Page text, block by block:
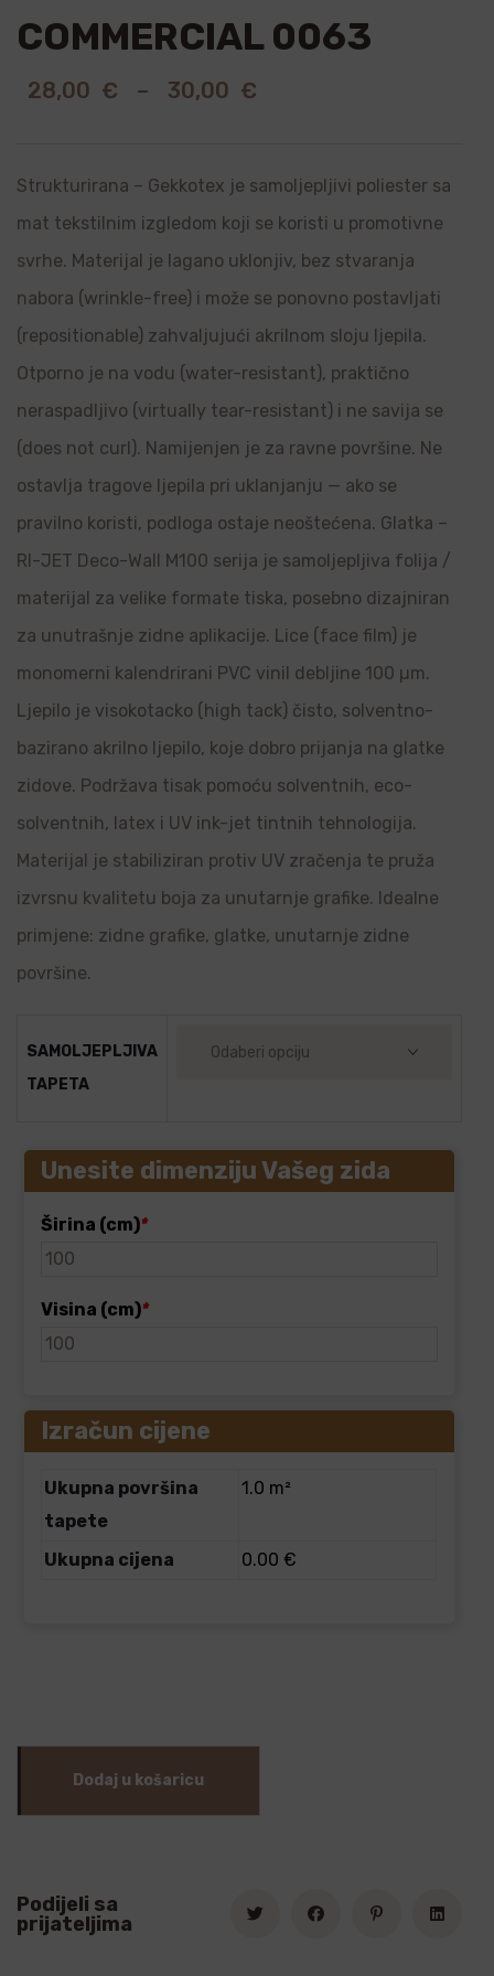
COMMERCIAL 0063
28,00 € – 30,00 €
Strukturirana – Gekkotex je samoljepljivi poliester sa
mat tekstilnim izgledom koji se koristi u promotivne
svrhe. Materijal je lagano uklonjiv, bez stvaranja
nabora (wrinkle-free) i može se ponovno postavljati
(repositionable) zahvaljujući akrilnom sloju ljepila.
Otporno je na vodu (water-resistant), praktično
neraspadljivo (virtually tear-resistant) i ne savija se
(does not curl). Namijenjen je za ravne površine. Ne
ostavlja tragove ljepila pri uklanjanju — ako se
pravilno koristi, podloga ostaje neoštećena. Glatka –
RI-JET Deco-Wall M100 serija je samoljepljiva folija /
materijal za velike formate tiska, posebno dizajniran
za unutrašnje zidne aplikacije. Lice (face film) je
monomerni kalendrirani PVC vinil debljine 100 µm.
Ljepilo je visokotacko (high tack) čisto, solventno-
bazirano akrilno ljepilo, koje dobro prijanja na glatke
zidove. Podržava tisak pomoću solventnih, eco-
solventnih, latex i UV ink-jet tintnih tehnologija.
Materijal je stabiliziran protiv UV zračenja te pruža
izvrsnu kvalitetu boja za unutarnje grafike. Idealne
primjene: zidne grafike, glatke, unutarnje zidne
površine.
SAMOLJEPLJIVA
TAPETA
Unesite dimenziju Vašeg zida
Širina (cm)*
Visina (cm)*
Izračun cijene
Ukupna površina
tapete
1.0 m²
Ukupna cijena 0.00 €
Dodaj u košaricu
Podijeli sa
prijateljima